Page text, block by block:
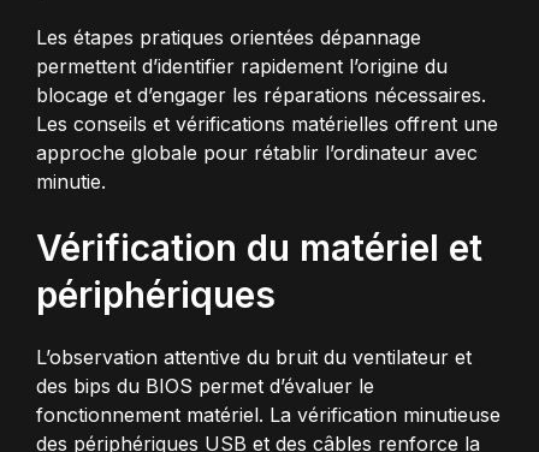
Les étapes pratiques orientées dépannage
permettent d’identifier rapidement l’origine du
blocage et d’engager les réparations nécessaires.
Les conseils et vérifications matérielles offrent une
approche globale pour rétablir l’ordinateur avec
minutie.
Vérification du matériel et
périphériques
L’observation attentive du bruit du ventilateur et
des bips du BIOS permet d’évaluer le
fonctionnement matériel. La vérification minutieuse
des périphériques USB et des câbles renforce la